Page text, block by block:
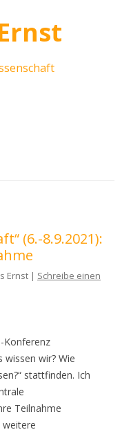
(6.-8.9.2021):
Ernst | Schreibe einen
Konferenz
wissen wir? Wie
stattfinden. Ich
Teilnahme
weitere